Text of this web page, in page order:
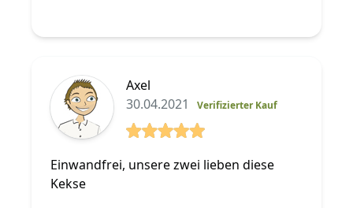
Axel
30.04.2021
Verifizierter Kauf
Einwandfrei, unsere zwei lieben diese
Kekse